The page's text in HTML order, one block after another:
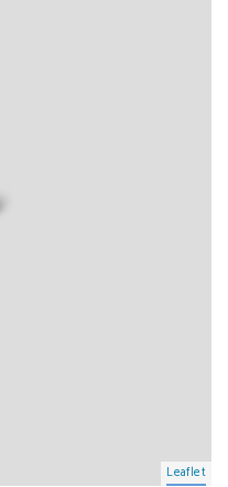
Leaflet